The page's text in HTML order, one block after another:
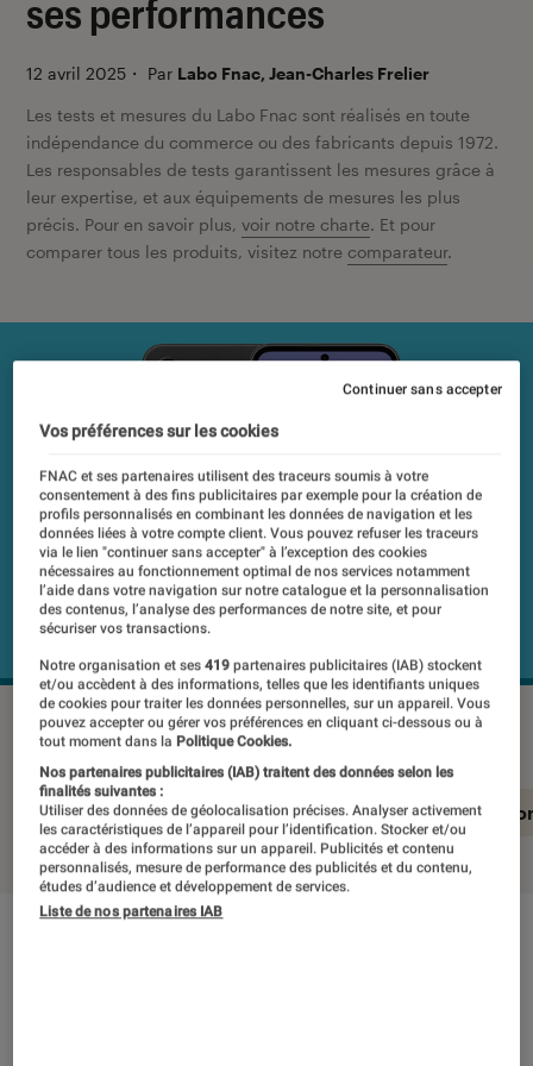
ses performances
12 avril 2025 ・ Par Labo Fnac, Jean-Charles Frelier
Les tests et mesures du Labo Fnac sont réalisés en toute
indépendance du commerce ou des fabricants depuis 1972.
Les responsables de tests garantissent les mesures grâce à
leur expertise, et aux équipements de mesures les plus
précis. Pour en savoir plus, voir notre charte. Et pour
comparer tous les produits, visitez notre comparateur.
SAMSUNG Galaxy S24 FE ©Labo Fnac
En résumé Notre test détaillé
Vos préférences sur les cookies
FNAC et ses partenaires utilisent des traceurs soumis à votre
consentement à des fins publicitaires par exemple pour la création de
profils personnalisés en combinant les données de navigation et les
données liées à votre compte client. Vous pouvez refuser les traceurs
via le lien "continuer sans accepter" à l’exception des cookies
nécessaires au fonctionnement optimal de nos services notamment
l’aide dans votre navigation sur notre catalogue et la personnalisation
des contenus, l’analyse des performances de notre site, et pour
sécuriser vos transactions.
Notre organisation et ses419 partenaires publicitaires (IAB) stockent
et/ou accèdent à des informations, telles que les identifiants uniques
de cookies pour traiter les données personnelles, sur un appareil. Vous
pouvez accepter ou gérer vos préférences en cliquant ci-dessous ou à
tout moment dans la Politique Cookies.
Nos partenaires publicitaires (IAB) traitent des données selon les
finalités suivantes :
Utiliser des données de géolocalisation précises. Analyser activement
les caractéristiques de l’appareil pour l’identification. Stocker et/ou
accéder à des informations sur un appareil. Publicités et contenu
personnalisés, mesure de performance des publicités et du contenu,
études d’audience et développement de services.
Liste de nos partenaires IAB
Continuer sans accepter